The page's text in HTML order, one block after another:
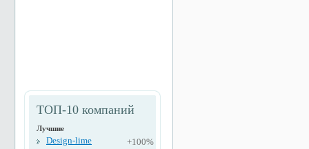
ТОП-10 компаний
Лучшие
Design-lime
+100%